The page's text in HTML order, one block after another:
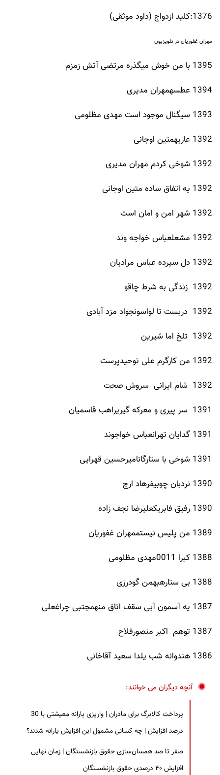
1376:کلید ازدواج (داود موثقی)
مهران غفوریان در تلویزیون
1395 با من خوش میگذره مرتضی آتش زمزم
1394 عطسهمهران مدیری
1393 سیگنال موجود است مهدی مظلومی
1392 عاریهمتین اوجانی
1392 شوخی کردم مهران مدیری
1392 یه اتفاق ساده متین اوجانی
1392 شهر امن و امان است
1392 مشعلعباس خواجه وند
1392 دل سپرده عباس مرادیان
1392 زندگی به شرط چاقو
1392 دربست تا لواسونجواد مزد آبادی
1392 تلخ اما شیرین
1392 من کارگرم علی توحیدپرست
1392 شام ایرانی سروش صحت
1391 سر پیری و معرکه گیریراهب قاسمیان
1391 گدایان تهرانعباس خواجوند
1391 شوخی با ستارگانامیرحسین قهرایی
1390 نردبان چوبیفرهاد ارج
1390 رفیق فابریکعلیرضا نجف زاده
1389 من پلیس نیستممهران غفوریان
1388 کبرا 0011مهدی مظلومی
1388 بی ستارهبهمن گودرزی
1387 یه آسمون آبی سقف اتاق منهمجتبی چراغعلی
1387 توهم اکبر منصورفلاح
1386 هندوانه شب یلدا سعید آقاخانی
آنچه دیگران می خوانند:
پرداخت کالابرگ برای مادران | واریزی یارانه معیشتی با 30
درصد افزایش | چه کسانی مشمول این افزایش یارانه شدند؟
صفر تا صد همسان‌سازی حقوق بازنشستگان | زمان نهایی
افزایش ۴۰ درصدی حقوق بازنشستگان